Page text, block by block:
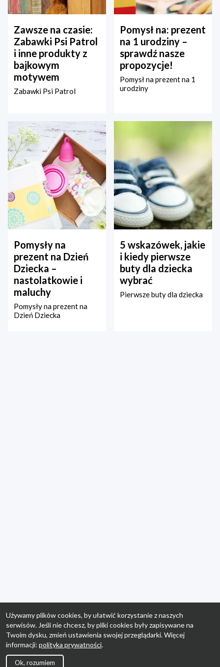
Zawsze na czasie:
Zabawki Psi Patrol
i inne produkty z
bajkowym
motywem
Zabawki Psi Patrol
Pomysł na: prezent
na 1 urodziny –
sprawdź nasze
propozycje!
Pomysł na prezent na 1
urodziny
Pomysły na
prezent na Dzień
Dziecka –
nastolatkowie i
maluchy
Pomysły na prezent na
Dzień Dziecka
5 wskazówek, jakie
i kiedy pierwsze
buty dla dziecka
wybrać
Pierwsze buty dla dziecka
Używamy plików cookies, by ułatwić korzystanie z naszych
serwisów. Jeśli nie chcesz, by pliki cookies były zapisywane na
Twoim dysku, zmień ustawienia swojej przeglądarki. Więcej
informacji: polityka prywatności.
Ok, rozumiem